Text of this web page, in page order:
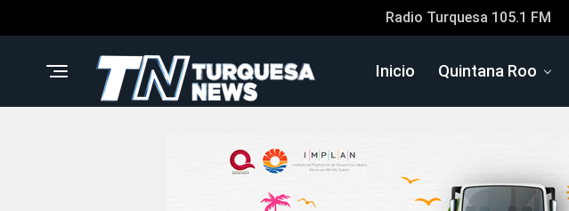
Radio Turquesa 105.1 FM
Inicio Quintana Roo